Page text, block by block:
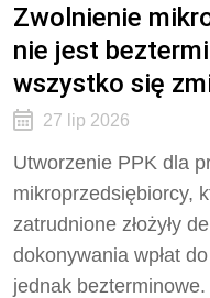
Zwolnienie
nie jest
wszystko się
27 lip 2026
Utworzenie PPK dla
mikroprzedsiębiorcy,
zatrudnione złożyły
dokonywania wpłat
jednak